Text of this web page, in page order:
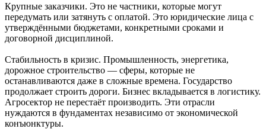
Крупные заказчики. Это не частники, которые могут
передумать или затянуть с оплатой. Это юридические лица с
утверждёнными бюджетами, конкретными сроками и
договорной дисциплиной.
Стабильность в кризис. Промышленность, энергетика,
дорожное строительство — сферы, которые не
останавливаются даже в сложные времена. Государство
продолжает строить дороги. Бизнес вкладывается в логистику.
Агросектор не перестаёт производить. Эти отрасли
нуждаются в фундаментах независимо от экономической
конъюнктуры.